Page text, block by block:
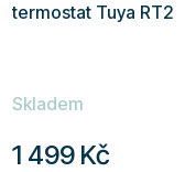
termostat Tuya RT2
Skladem
1 499 Kč